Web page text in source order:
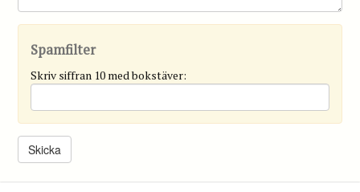
Spamfilter
Skriv siffran 10 med bokstäver: